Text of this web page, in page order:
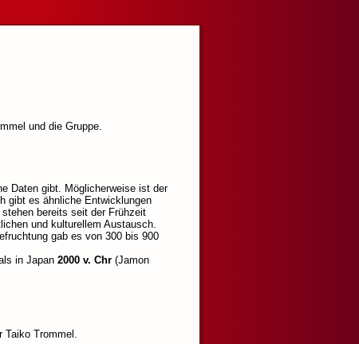
und die Gruppe.
Daten gibt. Möglicherweise ist der
gibt es ähnliche Entwicklungen
bereits seit der Frühzeit
und kulturellem Austausch.
gab es von 300 bis 900
in Japan 2000 v. Chr (Jamon
Taiko Trommel.